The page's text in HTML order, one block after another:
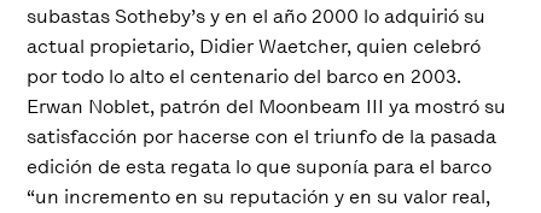
subastas Sotheby’s y en el año 2000 lo adquirió su
actual propietario, Didier Waetcher, quien celebró
por todo lo alto el centenario del barco en 2003.
Erwan Noblet, patrón del Moonbeam III ya mostró su
satisfacción por hacerse con el triunfo de la pasada
edición de esta regata lo que suponía para el barco
“un incremento en su reputación y en su valor real,